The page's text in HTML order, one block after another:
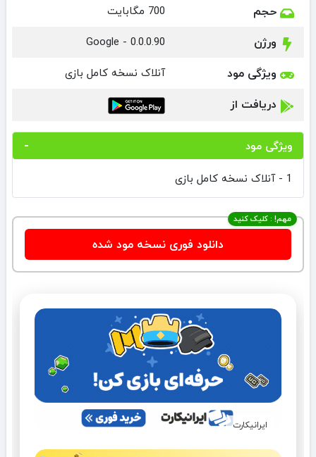
حجم 700 مگابایت
ورژن 0.0.0.90 - Google
ویژگی مود آنلاک نسخه کامل بازی
دریافت از
ویژگی مود
1 - آنلاک نسخه کامل بازی
مهم! : کلیک کنید
دانلود فوری نسخه مود شده
ایرانیکارت